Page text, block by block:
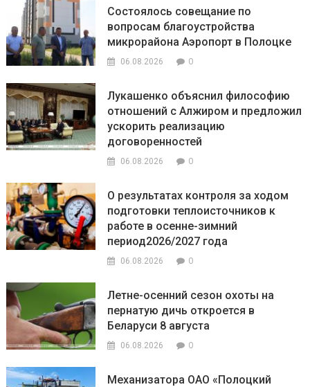
Состоялось совещание по
вопросам благоустройства
микрорайона Аэропорт в Полоцке
06.08.2026 0
Лукашенко объяснил философию
отношений с Алжиром и предложил
ускорить реализацию
договоренностей
06.08.2026 0
О результатах контроля за ходом
подготовки теплоисточников к
работе в осенне-зимний
период2026/2027 года
06.08.2026 0
Летне-осенний сезон охоты на
пернатую дичь откроется в
Беларуси 8 августа
06.08.2026 0
Механизатора ОАО «Полоцкий